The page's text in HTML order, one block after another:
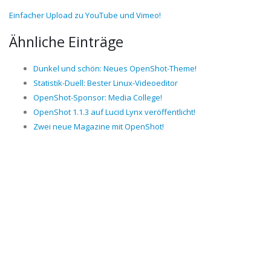
Einfacher Upload zu YouTube und Vimeo!
Ähnliche Einträge
Dunkel und schön: Neues OpenShot-Theme!
Statistik-Duell: Bester Linux-Videoeditor
OpenShot-Sponsor: Media College!
OpenShot 1.1.3 auf Lucid Lynx veröffentlicht!
Zwei neue Magazine mit OpenShot!